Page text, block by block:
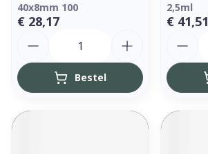
40x8mm 100
€ 28,17
Bestel
2,5ml
€ 41,51